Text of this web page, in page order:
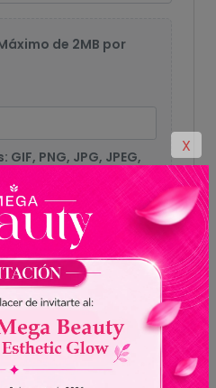
de 2MB por
PNG, JPG, JPEG,
reseña
X